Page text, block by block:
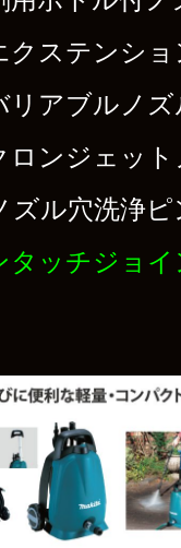
クステンショ
リアブルノズ
ロンジェット
ズル穴洗浄ピ
タッチジョイ